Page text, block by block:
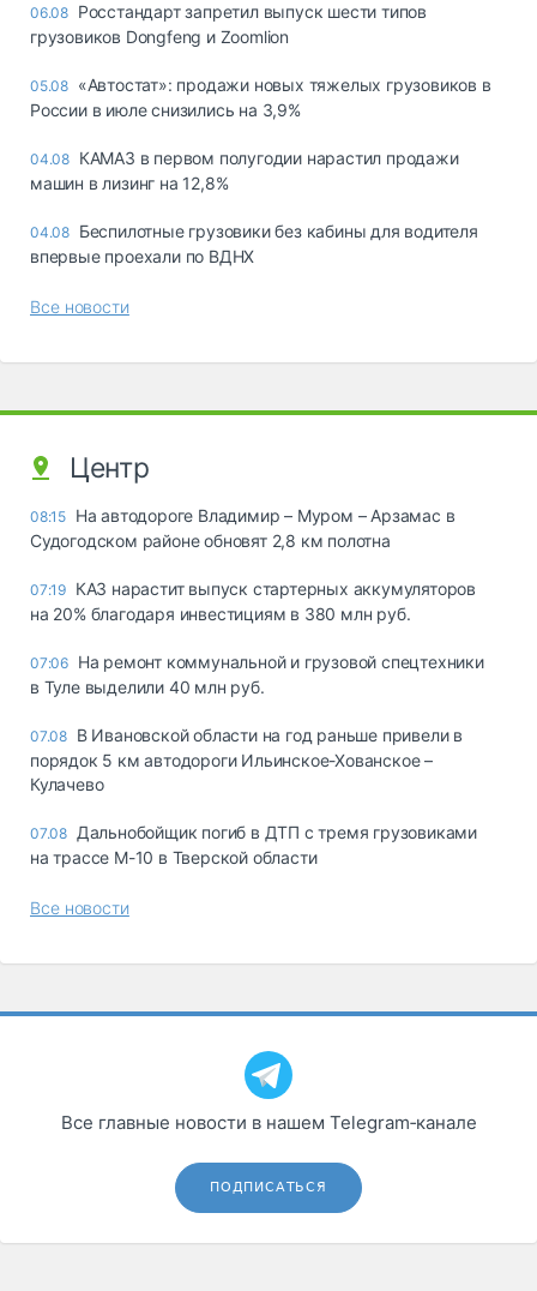
06.08 Росстандарт запретил выпуск шести типов
грузовиков Dongfeng и Zoomlion
05.08 «Автостат»: продажи новых тяжелых грузовиков в
России в июле снизились на 3,9%
04.08 КАМАЗ в первом полугодии нарастил продажи
машин в лизинг на 12,8%
04.08 Беспилотные грузовики без кабины для водителя
впервые проехали по ВДНХ
Все новости
Центр
08:15 На автодороге Владимир – Муром – Арзамас в
Судогодском районе обновят 2,8 км полотна
07:19 КАЗ нарастит выпуск стартерных аккумуляторов
на 20% благодаря инвестициям в 380 млн руб.
07:06 На ремонт коммунальной и грузовой спецтехники
в Туле выделили 40 млн руб.
07.08 В Ивановской области на год раньше привели в
порядок 5 км автодороги Ильинское-Хованское –
Кулачево
07.08 Дальнобойщик погиб в ДТП с тремя грузовиками
на трассе М-10 в Тверской области
Все новости
Все главные новости в нашем Telegram‑канале
ПОДПИСАТЬСЯ